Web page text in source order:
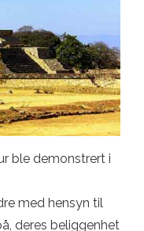
ble demonstrert i
med hensyn til
deres beliggenhet